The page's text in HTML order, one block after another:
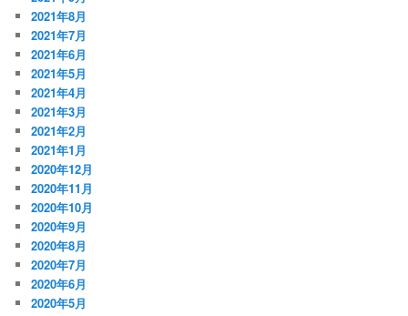
2021年8月
2021年7月
2021年6月
2021年5月
2021年4月
2021年3月
2021年2月
2021年1月
2020年12月
2020年11月
2020年10月
2020年9月
2020年8月
2020年7月
2020年6月
2020年5月